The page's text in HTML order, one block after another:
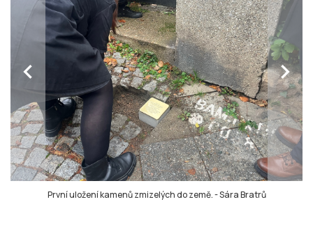
chevron_left chevron_right
První uložení kamenů zmizelých do země.-Sára Bratrů